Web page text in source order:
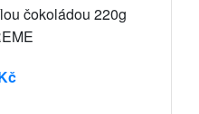
čokoládou 220g